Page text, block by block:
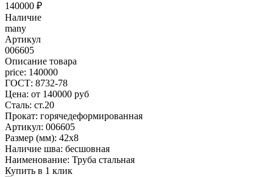
140000 ₽
Наличие
many
Артикул
006605
Описание товара
price: 140000
ГОСТ: 8732-78
Цена: от 140000 руб
Сталь: ст.20
Прокат: горячедеформированная
Артикул: 006605
Размер (мм): 42x8
Наличие шва: бесшовная
Наименование: Труба стальная
Купить в 1 клик